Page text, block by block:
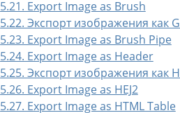
5.21. Export Image as Brush
5.22. Экспорт изображения как
5.23. Export Image as Brush Pipe
5.24. Export Image as Header
5.25. Экспорт изображения как
5.26. Export Image as HEJ2
5.27. Export Image as HTML Table